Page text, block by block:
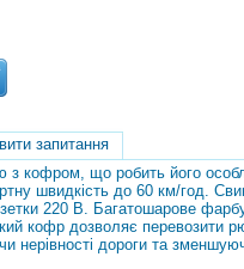
запитання
з кофром, що робить його
швидкість до 60 км/год.
220 В. Багатошарове
кофр дозволяє перевозити
дороги та